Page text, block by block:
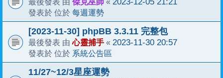
最後發表 由 «
發表於 位於 每週運勢
[2023-11-30] phpBB 3.3.11 完整包
最後發表 由心靈捕手 « 2023-11-30 20:57
發表於 位於 系統公告區
11/27~12/3星座運勢